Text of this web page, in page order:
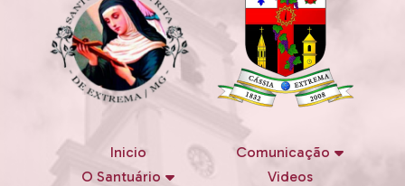
Inicio
O Santuário
Comunicação
Videos